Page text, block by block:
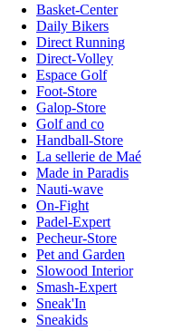
Basket-Center
Daily Bikers
Direct Running
Direct-Volley
Espace Golf
Foot-Store
Galop-Store
Golf and co
Handball-Store
La sellerie de Maé
Made in Paradis
Nauti-wave
On-Fight
Padel-Expert
Pecheur-Store
Pet and Garden
Slowood Interior
Smash-Expert
Sneak'In
Sneakids